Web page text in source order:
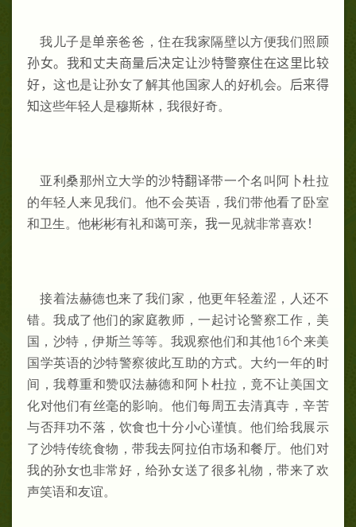
我儿子是单亲爸爸，住在我家隔壁以方便我们照 顾
孙女。我和丈夫商量后决定让沙特警察住在这里比较
好，这也是让孙女了解其他国家人的好机会。后来得
知这些年轻人是穆斯林，我很好奇。
亚利桑那州立大学的沙特翻译带一个名叫阿卜杜拉
的年轻人来见我们。他不会英语，我们带他看了卧室
和卫生。他彬彬有礼和蔼可亲，我一见就非常喜欢 ！
接着法赫德也来了我们家，他更年轻羞涩，人还不
错。我成了他们的家庭教师，一起讨论警察工作，美
国，沙特，伊斯兰等等。我观察他们和其他16个来美
国学英语的沙特警察彼此互助的方式。大约一年的时
间，我尊重和赞叹法赫德和阿卜杜拉，竟不让美国文
化对他们有丝毫的影响。他们每周五去清真寺，辛苦
与否拜功不落，饮食也十分小心谨慎。他们给我展示
了沙特传统食物，带我去阿拉伯市场和餐厅。他们对
我的孙女也非常好，给孙女送了很多礼物，带来了欢
声笑语和友谊。